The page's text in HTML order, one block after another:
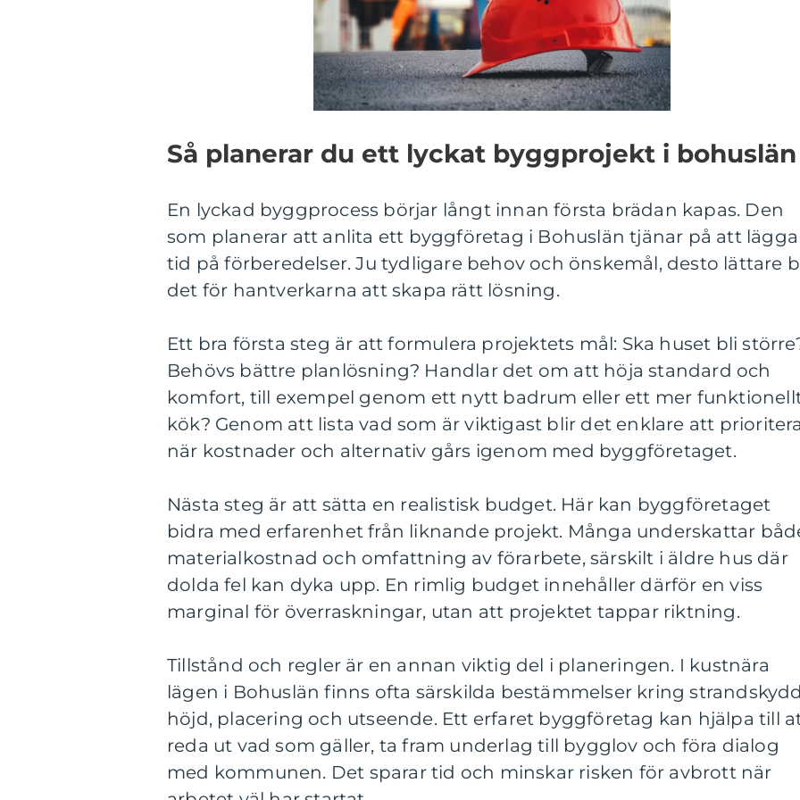
Så planerar du ett lyckat byggprojekt i bohuslän
En lyckad byggprocess börjar långt innan första brädan kapas. Den
som planerar att anlita ett byggföretag i Bohuslän tjänar på att lägga
tid på förberedelser. Ju tydligare behov och önskemål, desto lättare
det för hantverkarna att skapa rätt lösning.
Ett bra första steg är att formulera projektets mål: Ska huset bli
Behövs bättre planlösning? Handlar det om att höja standard och
komfort, till exempel genom ett nytt badrum eller ett mer
kök? Genom att lista vad som är viktigast blir det enklare att prioritera
när kostnader och alternativ gårs igenom med byggföretaget.
Nästa steg är att sätta en realistisk budget. Här kan byggföretaget
bidra med erfarenhet från liknande projekt. Många underskattar
materialkostnad och omfattning av förarbete, särskilt i äldre hus där
dolda fel kan dyka upp. En rimlig budget innehåller därför en viss
marginal för överraskningar, utan att projektet tappar riktning.
Tillstånd och regler är en annan viktig del i planeringen. I kustnära
lägen i Bohuslän finns ofta särskilda bestämmelser kring
höjd, placering och utseende. Ett erfaret byggföretag kan hjälpa till
reda ut vad som gäller, ta fram underlag till bygglov och föra dialog
med kommunen. Det sparar tid och minskar risken för avbrott när